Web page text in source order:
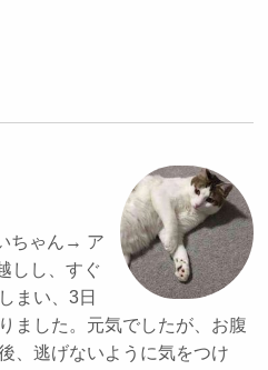
ちゃん→ ア
しし、すぐ
まい、3日
ました。元気でしたが、お腹
、逃げないように気をつけ